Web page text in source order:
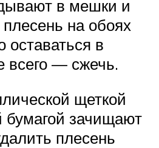
в мешки и
на обоях
оставаться в
всего — сжечь.
щеткой
бумагой зачищают
плесень